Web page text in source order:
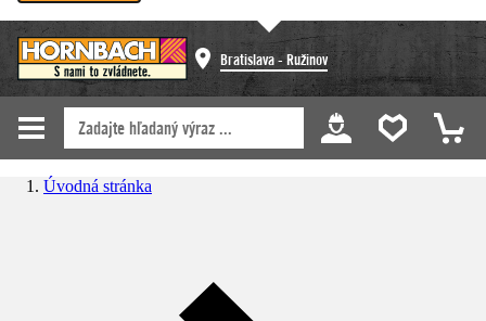
Bratislava - Ružinov
Úvodná stránka